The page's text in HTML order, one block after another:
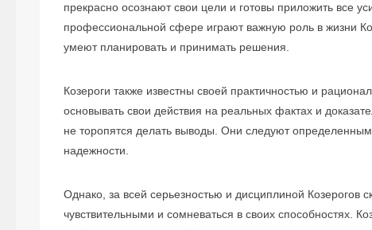
прекрасно осознают свои цели и готовы приложить все
профессиональной сфере играют важную роль в жизни
умеют планировать и принимать решения.
Козероги также известны своей практичностью и
основывать свои действия на реальных фактах и
не торопятся делать выводы. Они следуют
надежности.
Однако, за всей серьезностью и дисциплиной Козерогов
чувствительными и сомневаться в своих способностях.